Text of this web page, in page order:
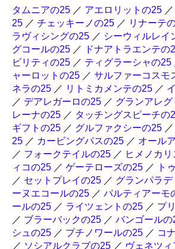
タムニアの25 ／ アエロリットの25 ／
25 ／ チェッキーノの25 ／ リナーテ
ラヴィシングの25 ／ シーウィルレイ
グコールの25 ／ ドナアトラエンテの
ビリティの25 ／ ティグラーシャの25
ャーロットの25 ／ サルファーコスモ
ネラの25 ／ リトミカメンテの25 ／
／ デアレガーロの25 ／ グランアレ
レーナの25 ／ タッチングスピーチの
ギフトの25 ／ グルファクシーの25 ／
25 ／ カービングパスの25 ／ オール
／ フォークテイルの25 ／ ヒメノカ
ィコの25 ／ ゲーテローズの25 ／
ト
／ セットプレイの25 ／ グランパラ
ーヌエコールの25 ／ パルティアーモ
ールの25 ／ ライツェントの25 ／ プ
／ ブラーバックの25 ／ バンゴールの
シュの25 ／ プチノワールの25 ／ コ
／ ソシアルクラブの25 ／ ヴェネツ